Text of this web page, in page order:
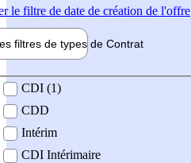
le filtre de date de création de l'offre
filtres de types de Contrat
contrat
CDI (1)
CDD
Intérim
CDI Intérimaire